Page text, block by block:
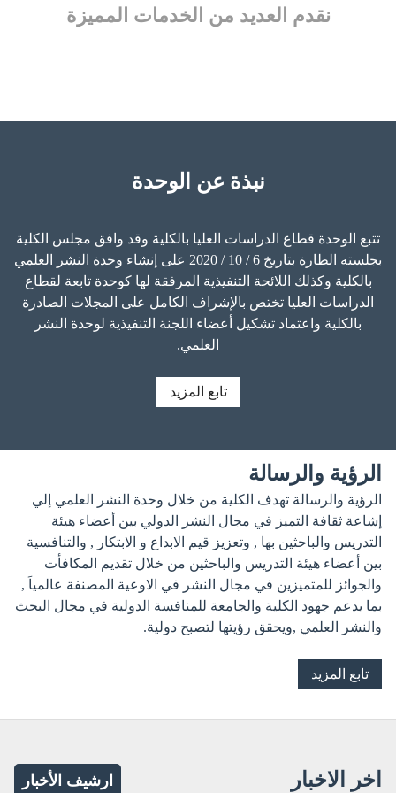
نقدم العديد من الخدمات المميزة
نبذة عن الوحدة
تتبع الوحدة قطاع الدراسات العليا بالكلية وقد وافق مجلس الكلية
بجلسته الطارة بتاريخ 6 / 10 / 2020 على إنشاء وحدة النشر العلمي
بالكلية وكذلك اللائحة التنفيذية المرفقة لها كوحدة تابعة لقطاع
الدراسات العليا تختص بالإشراف الكامل على المجلات الصادرة
بالكلية واعتماد تشكيل أعضاء اللجنة التنفيذية لوحدة النشر
العلمي.
تابع المزيد
الرؤية والرسالة
الرؤية والرسالة تهدف الكلية من خلال وحدة النشر العلمي إلي
إشاعة ثقافة التميز في مجال النشر الدولي بين أعضاء هيئة
التدريس والباحثين بها , وتعزيز قيم الابداع و الابتكار , والتنافسية
بين أعضاء هيئة التدريس والباحثين من خلال تقديم المكافأت
والجوائز للمتميزين في مجال النشر في الاوعية المصنفة عالمياَ ,
بما يدعم جهود الكلية والجامعة للمنافسة الدولية في مجال البحث
والنشر العلمي ,ويحقق رؤيتها لتصبح دولية.
تابع المزيد
اخر الاخبار ارشيف الأخبار